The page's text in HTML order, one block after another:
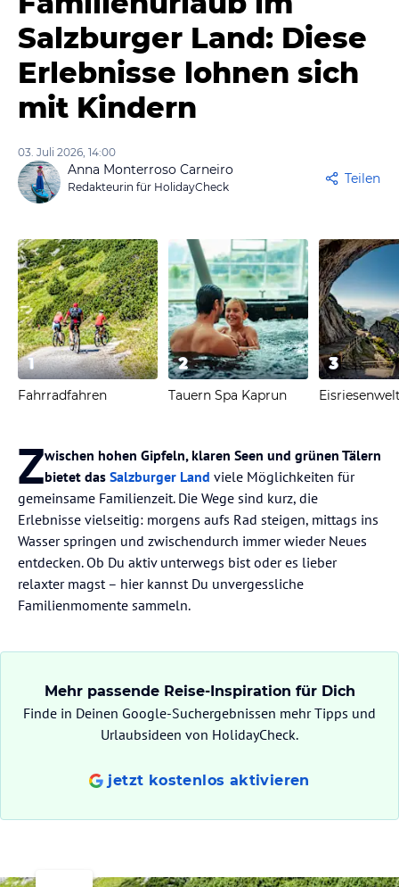
Salzburger Land: Diese
Erlebnisse lohnen sich
mit Kindern
03. Juli 2026, 14:00
Anna Monterroso Carneiro
Redakteurin für HolidayCheck
Teilen
1
Fahrradfahren
2
Tauern Spa Kaprun
3
Zwischen hohen Gipfeln, klaren Seen und grünen Tälern
bietet das Salzburger Land viele Möglichkeiten für
gemeinsame Familienzeit. Die Wege sind kurz, die
Erlebnisse vielseitig: morgens aufs Rad steigen, mittags ins
Wasser springen und zwischendurch immer wieder Neues
entdecken. Ob Du aktiv unterwegs bist oder es lieber
relaxter magst – hier kannst Du unvergessliche
Familienmomente sammeln.
Mehr passende Reise-Inspiration für Dich
Finde in Deinen Google-Suchergebnissen mehr Tipps und
Urlaubsideen von HolidayCheck.
jetzt kostenlos aktivieren